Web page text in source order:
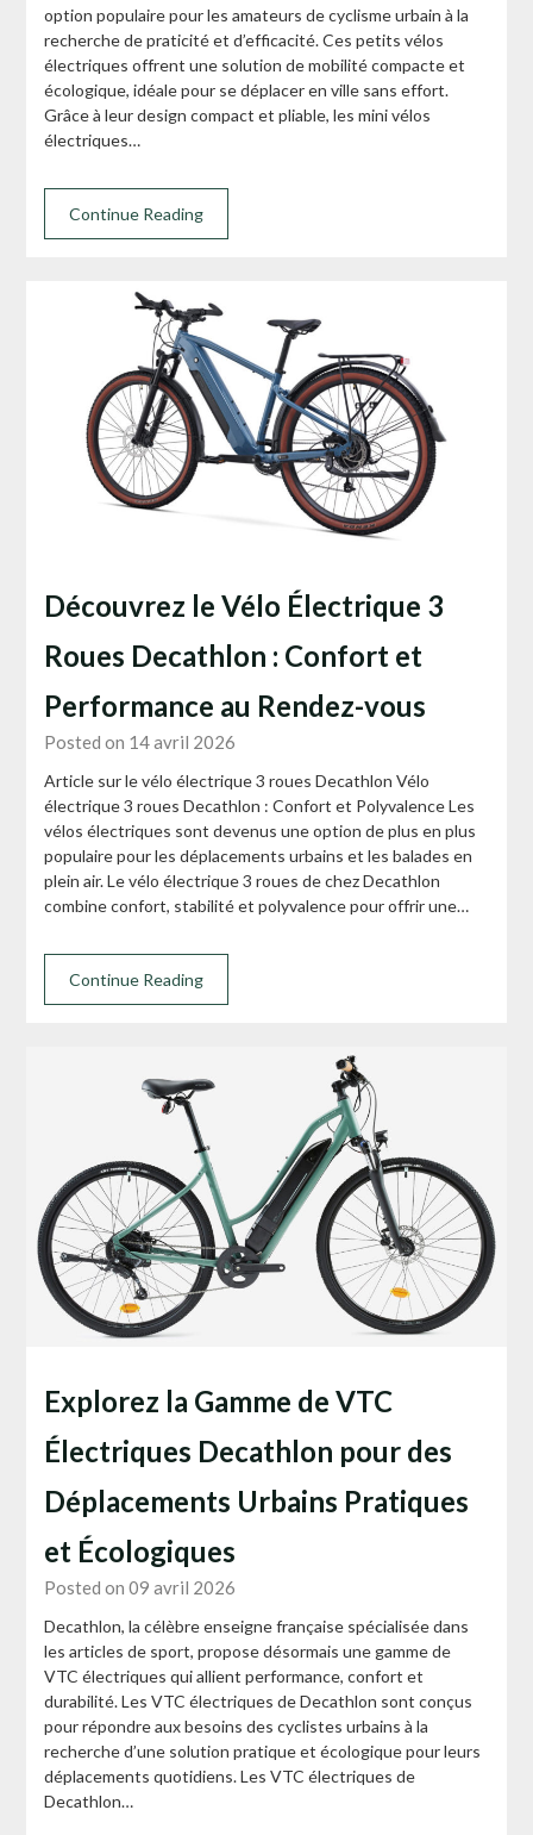
option populaire pour les amateurs de cyclisme urbain à la
recherche de praticité et d’efficacité. Ces petits vélos
électriques offrent une solution de mobilité compacte et
écologique, idéale pour se déplacer en ville sans effort.
Grâce à leur design compact et pliable, les mini vélos
électriques…
Continue Reading
Découvrez le Vélo Électrique 3
Roues Decathlon : Confort et
Performance au Rendez-vous
Posted on 14 avril 2026
Article sur le vélo électrique 3 roues Decathlon Vélo
électrique 3 roues Decathlon : Confort et Polyvalence Les
vélos électriques sont devenus une option de plus en plus
populaire pour les déplacements urbains et les balades en
plein air. Le vélo électrique 3 roues de chez Decathlon
combine confort, stabilité et polyvalence pour offrir une…
Continue Reading
Explorez la Gamme de VTC
Électriques Decathlon pour des
Déplacements Urbains Pratiques
et Écologiques
Posted on 09 avril 2026
Decathlon, la célèbre enseigne française spécialisée dans
les articles de sport, propose désormais une gamme de
VTC électriques qui allient performance, confort et
durabilité. Les VTC électriques de Decathlon sont conçus
pour répondre aux besoins des cyclistes urbains à la
recherche d’une solution pratique et écologique pour leurs
déplacements quotidiens. Les VTC électriques de
Decathlon…